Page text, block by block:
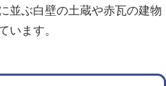
並ぶ白壁の土蔵や赤瓦の建物
います。